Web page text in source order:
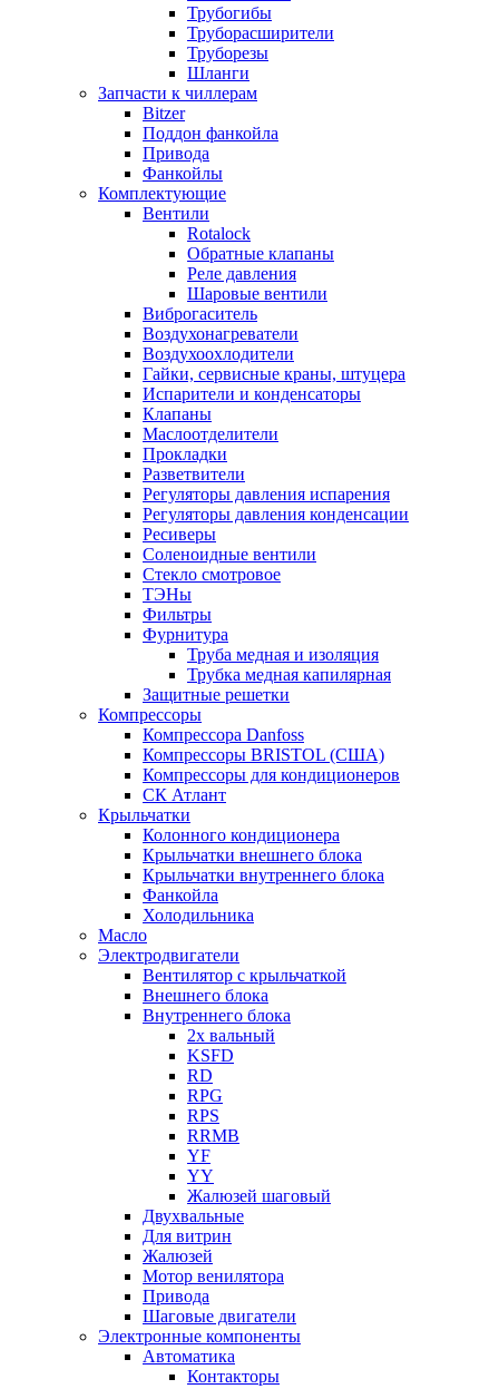
Трубогибы
Труборасширители
Труборезы
Шланги
Запчасти к чиллерам
Bitzer
Поддон фанкойла
Привода
Фанкойлы
Комплектующие
Вентили
Rotalock
Обратные клапаны
Реле давления
Шаровые вентили
Виброгаситель
Воздухонагреватели
Воздухоохлодители
Гайки, сервисные краны, штуцера
Испарители и конденсаторы
Клапаны
Маслоотделители
Прокладки
Разветвители
Регуляторы давления испарения
Регуляторы давления конденсации
Ресиверы
Соленоидные вентили
Стекло смотровое
ТЭНы
Фильтры
Фурнитура
Труба медная и изоляция
Трубка медная капилярная
Защитные решетки
Компрессоры
Компрессора Danfoss
Компрессоры BRISTOL (США)
Компрессоры для кондиционеров
СК Атлант
Крыльчатки
Колонного кондиционера
Крыльчатки внешнего блока
Крыльчатки внутреннего блока
Фанкойла
Холодильника
Масло
Электродвигатели
Вентилятор с крыльчаткой
Внешнего блока
Внутреннего блока
2х вальный
KSFD
RD
RPG
RPS
RRMB
YF
YY
Жалюзей шаговый
Двухвальные
Для витрин
Жалюзей
Мотор венилятора
Привода
Шаговые двигатели
Электронные компоненты
Автоматика
Контакторы